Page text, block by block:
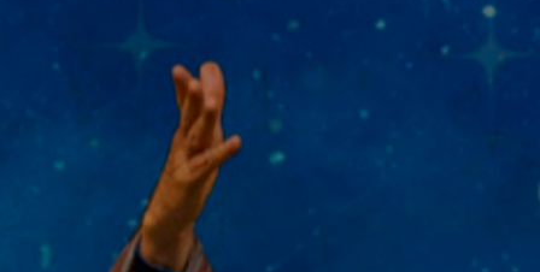
Recent Comments
A WordPress Commenter
en